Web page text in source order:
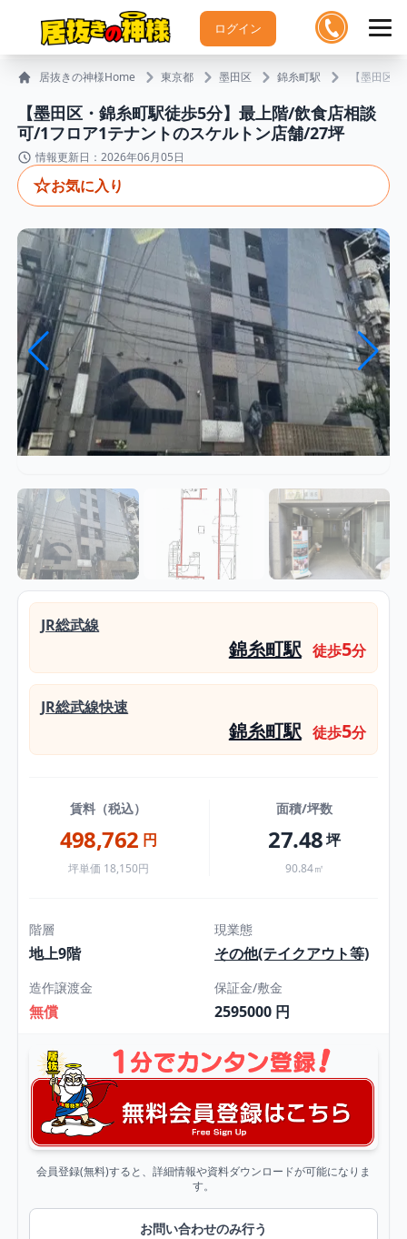
ログイン
居抜きの神様Home 東京都 墨田区 錦糸町駅 【墨田区
【墨田区・錦糸町駅徒歩5分】最上階/飲食店相談
可/1フロア1テナントのスケルトン店舗/27坪
情報更新日：2026年06月05日
☆お気に入り
JR総武線
錦糸町駅 徒歩5分
JR総武線快速
錦糸町駅 徒歩5分
賃料（税込）
498,762 円
坪単価 18,150円
面積/坪数
27.48坪
90.84㎡
階層
地上9階
現業態
その他(テイクアウト等)
造作譲渡金
無償
保証金/敷金
2595000 円
会員登録(無料)すると、詳細情報や資料ダウンロードが可能になりま
す。
お問い合わせのみ行う